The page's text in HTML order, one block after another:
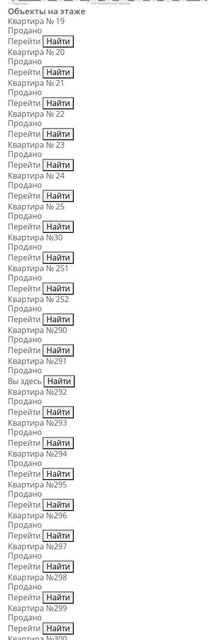
4-й Мервинский проезд
Подъезд 1
Объекты на этаже
Квартира № 19
Продано
Перейти
Найти
Квартира № 20
Продано
Перейти
Найти
Квартира № 21
Продано
Перейти
Найти
Квартира № 22
Продано
Перейти
Найти
Квартира № 23
Продано
Перейти
Найти
Квартира № 24
Продано
Перейти
Найти
Квартира № 25
Продано
Перейти
Найти
Квартира №30
Продано
Перейти
Найти
Квартира № 251
Продано
Перейти
Найти
Квартира № 252
Продано
Перейти
Найти
Квартира №290
Продано
Перейти
Найти
Квартира №291
Продано
Вы здесь Найти
Квартира №292
Продано
Перейти
Найти
Квартира №293
Продано
Перейти
Найти
Квартира №294
Продано
Перейти
Найти
Квартира №295
Продано
Перейти
Найти
Квартира №296
Продано
Перейти
Найти
Квартира №297
Продано
Перейти
Найти
Квартира №298
Продано
Перейти
Найти
Квартира №299
Продано
Перейти
Найти